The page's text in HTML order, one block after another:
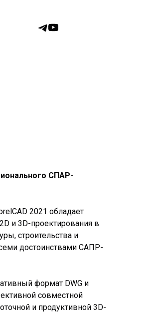
СПАР-
2021 обладает
и 3D-проектирования в
строительства и
достоинствами САПР-
формат DWG и
совместной
и продуктивной 3D-